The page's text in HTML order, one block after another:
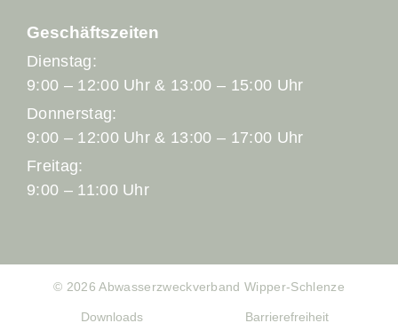
Geschäftszeiten
Dienstag:
9:00 – 12:00 Uhr & 13:00 – 15:00 Uhr
Donnerstag:
9:00 – 12:00 Uhr & 13:00 – 17:00 Uhr
Freitag:
9:00 – 11:00 Uhr
© 2026 Abwasserzweckverband Wipper-Schlenze
Downloads Barrierefreiheit